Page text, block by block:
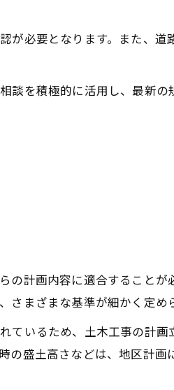
が必要となります。また、道
談を積極的に活用し、最新の
の計画内容に適合することが
まざまな基準が細かく定め
ているため、土木工事の計
の盛土高さなどは、地区計画